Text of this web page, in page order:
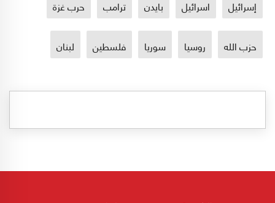
إسرائيل اسرائيل بايدن ترامب حرب غزة
حزب الله روسيا سوريا فلسطين لبنان